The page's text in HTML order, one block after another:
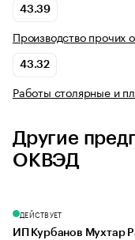
43.39
Производство прочих
43.32
Работы столярные и
Другие
ОКВЭД
ДЕЙСТВУЕТ
ИП Курбанов Мухтар